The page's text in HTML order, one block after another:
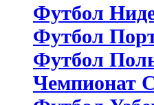
Футбол
Футбол
Футбол
Чемпионат